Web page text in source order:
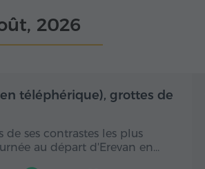
2026
Toute la journée
téléphérique), grottes de
ses contrastes les plus
au départ d'Erevan en…